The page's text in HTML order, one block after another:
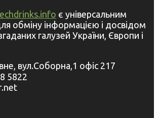
є універсальним
обміну інформацією і досвідом
галузей України, Європи і
вул.Соборна,1 офіс 217
5822